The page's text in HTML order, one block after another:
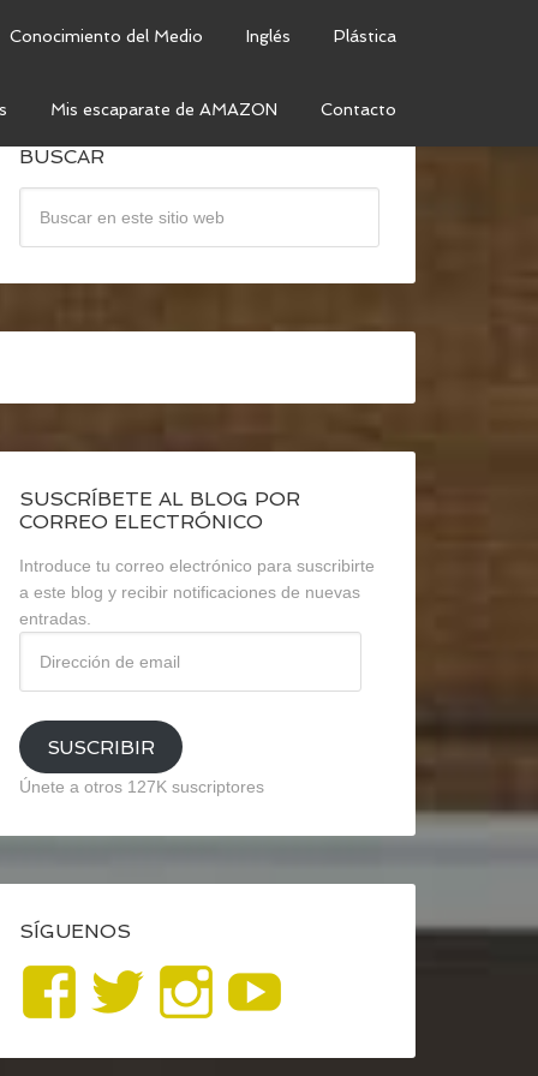
Conocimiento del Medio Inglés Plástica
Mis escaparate de AMAZON Contacto
BUSCAR
SUSCRÍBETE AL BLOG POR
CORREO ELECTRÓNICO
Introduce tu correo electrónico para suscribirte
a este blog y recibir notificaciones de nuevas
entradas.
email
SUSCRIBIR
Únete a otros 127K suscriptores
SÍGUENOS
Ver
perfil
Ver
perfil
Ver
perfil